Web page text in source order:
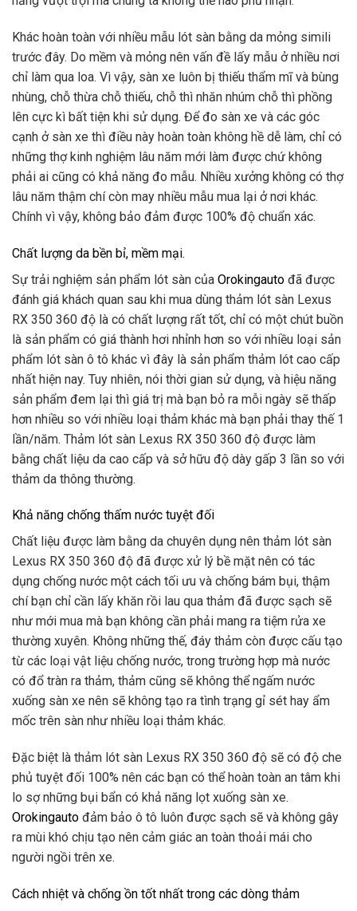
Khác hoàn toàn với nhiều mẫu lót sàn bằng da mỏng simili
trước đây. Do mềm và mỏng nên vấn đề lấy mẫu ở nhiều nơi
chỉ làm qua loa. Vì vậy, sàn xe luôn bị thiếu thẩm mĩ và bùng
nhùng, chỗ thừa chỗ thiếu, chỗ thì nhăn nhúm chỗ thì phồng
lên cực kì bất tiện khi sử dụng. Để đo sàn xe và các góc
cạnh ở sàn xe thì điều này hoàn toàn không hề dễ làm, chỉ có
những thợ kinh nghiệm lâu năm mới làm được chứ không
phải ai cũng có khả năng đo mẫu. Nhiều xưởng không có thợ
lâu năm thậm chí còn may nhiều mẫu mua lại ở nơi khác.
Chính vì vậy, không bảo đảm được 100% độ chuẩn xác.
Chất lượng da bền bỉ, mềm mại.
Sự trải nghiệm sản phẩm lót sàn của Orokingauto đã được
đánh giá khách quan sau khi mua dùng thảm lót sàn Lexus
RX 350 360 độ là có chất lượng rất tốt, chỉ có một chút buồn
là sản phẩm có giá thành hơi nhỉnh hơn so với nhiều loại sản
phẩm lót sàn ô tô khác vì đây là sản phẩm thảm lót cao cấp
nhất hiện nay. Tuy nhiên, nói thời gian sử dụng, và hiệu năng
sản phẩm đem lại thì giá trị mà bạn bỏ ra mỗi ngày sẽ thấp
hơn nhiều so với nhiều loại thảm khác mà bạn phải thay thế 1
lần/năm. Thảm lót sàn Lexus RX 350 360 độ được làm
bằng chất liệu da cao cấp và sở hữu độ dày gấp 3 lần so với
thảm da thông thường.
Khả năng chống thấm nước tuyệt đối
Chất liệu được làm bằng da chuyên dụng nên thảm lót sàn
Lexus RX 350 360 độ đã được xử lý bề mặt nên có tác
dụng chống nước một cách tối ưu và chống bám bụi, thậm
chí bạn chỉ cần lấy khăn rồi lau qua thảm đã được sạch sẽ
như mới mua mà bạn không cần phải mang ra tiệm rửa xe
thường xuyên. Không những thế, đáy thảm còn được cấu tạo
từ các loại vật liệu chống nước, trong trường hợp mà nước
có đổ tràn ra thảm, thảm cũng sẽ không thể ngấm nước
xuống sàn xe nên sẽ không tạo ra tình trạng gỉ sét hay ẩm
mốc trên sàn như nhiều loại thảm khác.
Đặc biệt là thảm lót sàn Lexus RX 350 360 độ sẽ có độ che
phủ tuyệt đối 100% nên các bạn có thể hoàn toàn an tâm khi
lo sợ những bụi bẩn có khả năng lọt xuống sàn xe.
Orokingauto đảm bảo ô tô luôn được sạch sẽ và không gây
ra mùi khó chịu tạo nên cảm giác an toàn thoải mái cho
người ngồi trên xe.
Cách nhiệt và chống ồn tốt nhất trong các dòng thảm